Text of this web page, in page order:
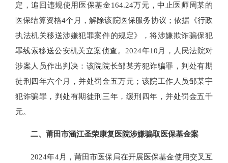
定，追回违规使用医保基金164.24万元，中止医师周某的
医保结算资格4个月，解除该院医保服务协议；依据《行政
执法机关移送涉嫌犯罪案件的规定》，将涉嫌欺诈骗保犯
罪线索移送公安机关立案侦查。2024年10月，人民法院对
涉案人员作出判决：该院院长邹某芳犯诈骗罪，判处有期
徒刑四年六个月，并处罚金五万元；该院工作人员邹某宇
犯诈骗罪，判处有期徒刑三年，缓刑四年，并处罚金五千
元。
二、莆田市涵江圣荣康复医院涉嫌骗取医保基金案
2024年4月，莆田市医保局在开展医保基金使用交叉互